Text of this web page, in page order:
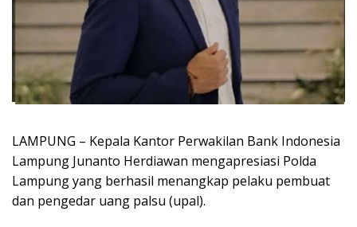
LAMPUNG – Kepala Kantor Perwakilan Bank Indonesia
Lampung Junanto Herdiawan mengapresiasi Polda
Lampung yang berhasil menangkap pelaku pembuat
dan pengedar uang palsu (upal).